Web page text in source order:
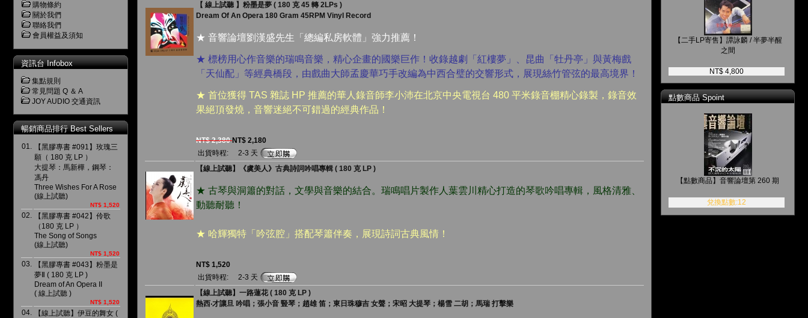
購物條約
關於我們
聯絡我們
會員權益及須知
資訊台 Infobox
集點規則
常見問題 Q ＆ A
JOY AUDIO 交通資訊
暢銷商品排行 Best Sellers
01.
【黑膠專書 #091】玫瑰三
願（ 180 克 LP ）
大提琴：馬新樺，鋼琴：
馮丹
Three Wishes For A Rose
(線上試聽)
NT$ 1,520
02.
【黑膠專書 #042】伶歌
（180 克 LP ）
The Song of Songs
(線上試聽)
NT$ 1,520
03.
【黑膠專書 #043】粉墨是
夢Ⅱ ( 180 克 LP )
Dream of An Opera II
( 線上試聽 )
NT$ 1,520
04.
【線上試聽】伊豆的舞女 (
【 線上試聽 】粉墨是夢 ( 180 克 45 轉 2LPs )
Dream Of An Opera 180 Gram 45RPM Vinyl Record
★ 音響論壇劉漢盛先生「總編私房軟體」強力推薦！
★ 標榜用心作音樂的瑞鳴音樂，精心企畫的國樂巨作！收錄越劇「紅樓夢」、昆曲「牡丹亭」與黃梅戲
「天仙配」等經典橋段，由戲曲大師孟慶華巧手改編為中西合璧的交響形式，展現絲竹管弦的最高境界！
★ 首位獲得 TAS 雜誌 HP 推薦的華人錄音師李小沛在北京中央電視台 480 平米錄音棚精心錄製，錄音效
果絕頂發燒，音響迷絕不可錯過的經典作品！
NT$ 2,380NT$ 2,180
出貨時程:
2-3 天
【線上試聽】《虞美人》古典詩詞吟唱專輯 ( 180 克 LP )
★ 古琴與洞簫的對話，文學與音樂的結合。瑞鳴唱片製作人葉雲川精心打造的琴歌吟唱專輯，風格清雅、
動聽耐聽！
★ 哈輝獨特「吟弦腔」搭配琴簫伴奏，展現詩詞古典風情！
NT$ 1,520
出貨時程:
2-3 天
【線上試聽】一路蓮花 ( 180 克 LP )
熱西‧才讓旦 吟唱；張小音 豎琴；趙雄 笛；東日珠穆吉 女聲；宋昭 大提琴；楊雪 二胡；馬瑞 打擊樂
【二手LP寄售】譚詠麟 / 半夢半醒
之間
NT$ 4,800
點數商品 Spoint
【點數商品】音響論壇第 260 期
兌換點數:12